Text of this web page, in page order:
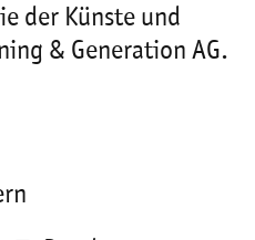
der Künste und
& Generation AG.